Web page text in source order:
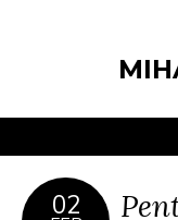
02